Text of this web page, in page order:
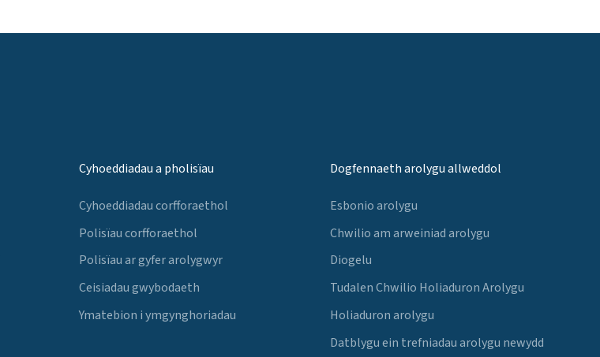
Cyhoeddiadau a pholisïau
Cyhoeddiadau corfforaethol
Polisïau corfforaethol
Polisïau ar gyfer arolygwyr
Ceisiadau gwybodaeth
Ymatebion i ymgynghoriadau
Dogfennaeth arolygu allweddol
Esbonio arolygu
Chwilio am arweiniad arolygu
Diogelu
Tudalen Chwilio Holiaduron Arolygu
Holiaduron arolygu
Datblygu ein trefniadau arolygu newydd